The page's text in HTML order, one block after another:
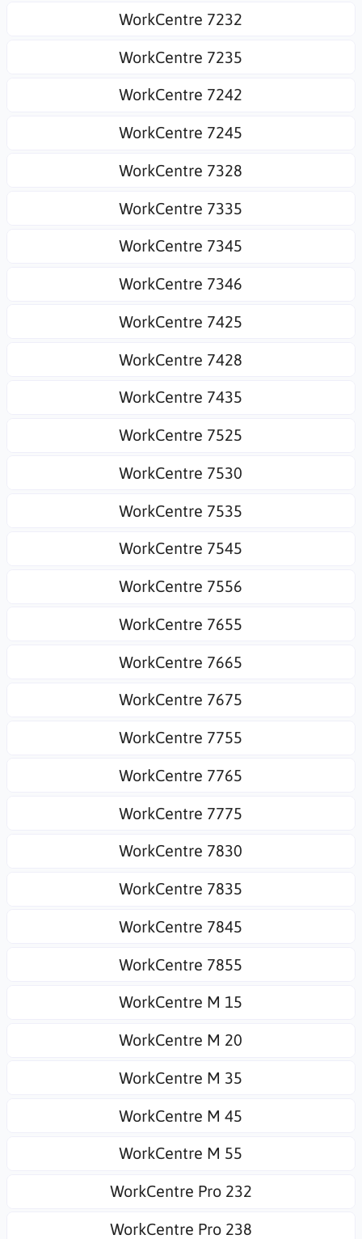
WorkCentre 7232
WorkCentre 7235
WorkCentre 7242
WorkCentre 7245
WorkCentre 7328
WorkCentre 7335
WorkCentre 7345
WorkCentre 7346
WorkCentre 7425
WorkCentre 7428
WorkCentre 7435
WorkCentre 7525
WorkCentre 7530
WorkCentre 7535
WorkCentre 7545
WorkCentre 7556
WorkCentre 7655
WorkCentre 7665
WorkCentre 7675
WorkCentre 7755
WorkCentre 7765
WorkCentre 7775
WorkCentre 7830
WorkCentre 7835
WorkCentre 7845
WorkCentre 7855
WorkCentre M 15
WorkCentre M 20
WorkCentre M 35
WorkCentre M 45
WorkCentre M 55
WorkCentre Pro 232
WorkCentre Pro 238